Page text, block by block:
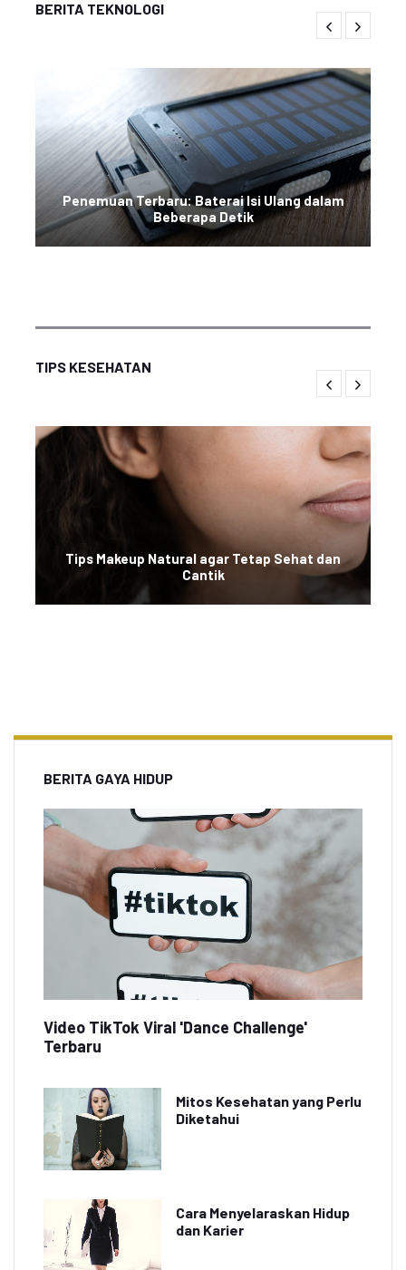
BERITA TEKNOLOGI
Penemuan Terbaru: Baterai Isi Ulang dalam
Beberapa Detik
TIPS KESEHATAN
Tips Makeup Natural agar Tetap Sehat dan
Cantik
BERITA GAYA HIDUP
Video TikTok Viral 'Dance Challenge'
Terbaru
Mitos Kesehatan yang Perlu
Diketahui
Cara Menyelaraskan Hidup
dan Karier